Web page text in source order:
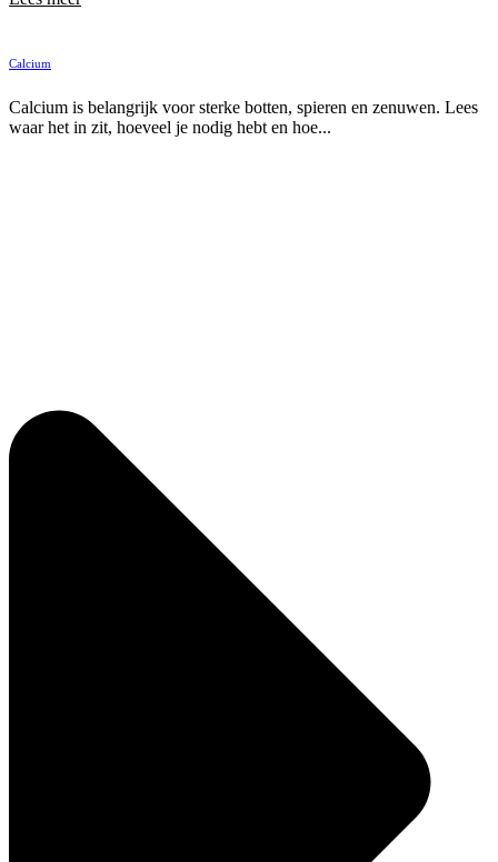
Calcium
Calcium is belangrijk voor sterke botten, spieren en zenuwen. Lees
waar het in zit, hoeveel je nodig hebt en hoe...